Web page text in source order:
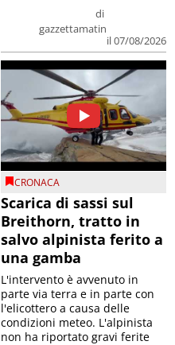
di
gazzettamatin
il 07/08/2026
CRONACA
Scarica di sassi sul
Breithorn, tratto in
salvo alpinista ferito a
una gamba
L'intervento è avvenuto in
parte via terra e in parte con
l'elicottero a causa delle
condizioni meteo. L'alpinista
non ha riportato gravi ferite